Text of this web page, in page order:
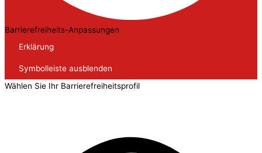
Barrierefreiheits-Anpassungen
Erklärung
Symbolleiste ausblenden
Wählen Sie Ihr Barrierefreiheitsprofil